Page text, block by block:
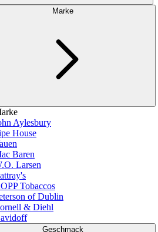
Marke
Aylesbury
House
Baren
Larsen
Tobaccos
of Dublin
& Diehl
Geschmack